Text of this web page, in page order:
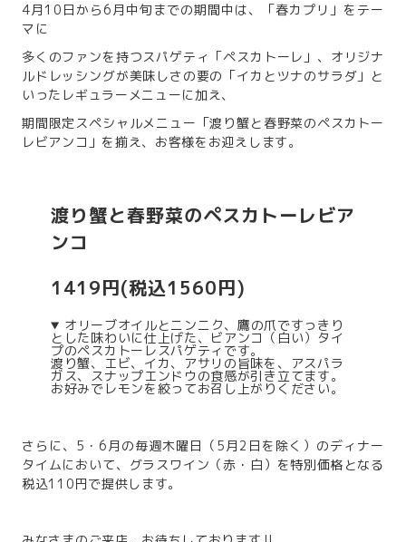
4月10日から6月中旬までの期間中は、「春カプリ」をテー
マに
多くのファンを持つスパゲティ「ペスカトーレ」、オリジナ
ルドレッシングが美味しさの要の「イカとツナのサラダ」と
いったレギュラーメニューに加え、
期間限定スペシャルメニュー「渡り蟹と春野菜のペスカトー
レビアンコ」を揃え、お客様をお迎えします。
渡り蟹と春野菜のペスカトーレビア
ンコ
1419円(税込1560円)
オリーブオイルとニンニク、鷹の爪ですっきり
とした味わいに仕上げた、ビアンコ（白い）タイ
プのペスカトーレスパゲティです。
渡り蟹、エビ、イカ、アサリの旨味を、アスパラ
ガス、スナップエンドウの食感が引き立てます。
お好みでレモンを絞ってお召し上がりください。
さらに、5・6月の毎週木曜日（5月2日を除く）のディナー
タイムにおいて、グラスワイン（赤・白）を特別価格となる
税込110円で提供します。